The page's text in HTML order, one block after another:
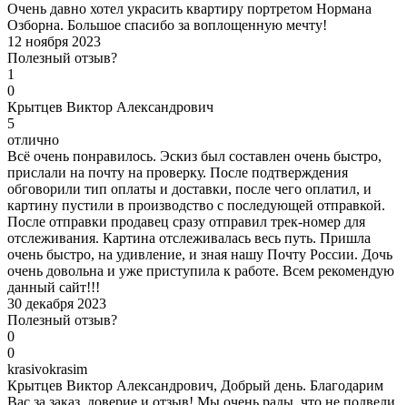
Очень давно хотел украсить квартиру портретом Нормана
Озборна. Большое спасибо за воплощенную мечту!
12 ноября 2023
Полезный отзыв?
1
0
Крытцев Виктор Александрович
5
отлично
Всё очень понравилось. Эскиз был составлен очень быстро,
прислали на почту на проверку. После подтверждения
обговорили тип оплаты и доставки, после чего оплатил, и
картину пустили в производство с последующей отправкой.
После отправки продавец сразу отправил трек-номер для
отслеживания. Картина отслеживалась весь путь. Пришла
очень быстро, на удивление, и зная нашу Почту России. Дочь
очень довольна и уже приступила к работе. Всем рекомендую
данный сайт!!!
30 декабря 2023
Полезный отзыв?
0
0
krasivokrasim
Крытцев Виктор Александрович, Добрый день. Благодарим
Вас за заказ, доверие и отзыв! Мы очень рады, что не подвели